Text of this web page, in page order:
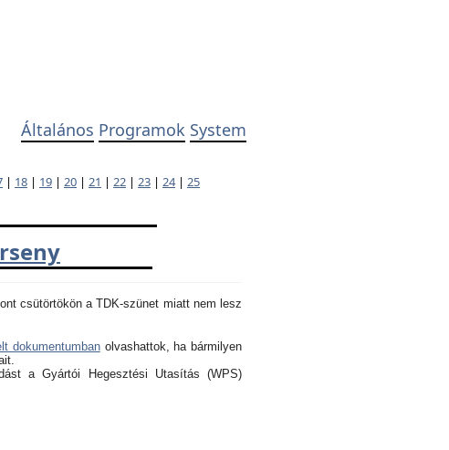
Általános Programok System
| 18 | 19 | 20 | 21 | 22 | 23 | 24| 25
csütörtökön a TDK-szünet miatt nem lesz
dokumentumbanolvashattok, ha bármilyen
a Gyártói Hegesztési Utasítás (WPS)